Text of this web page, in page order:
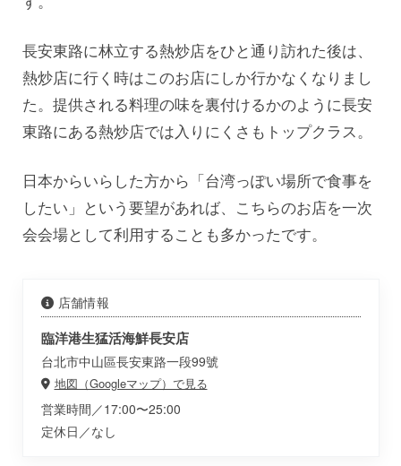
長安東路に林立する熱炒店をひと通り訪れた後は、
熱炒店に行く時はこのお店にしか行かなくなりまし
た。提供される料理の味を裏付けるかのように長安
東路にある熱炒店では入りにくさもトップクラス。
日本からいらした方から「台湾っぽい場所で食事を
したい」という要望があれば、こちらのお店を一次
会会場として利用することも多かったです。
店舗情報
臨洋港生猛活海鮮長安店
台北市中山區長安東路一段99號
地図（Googleマップ）で見る
営業時間／17:00〜25:00
定休日／なし